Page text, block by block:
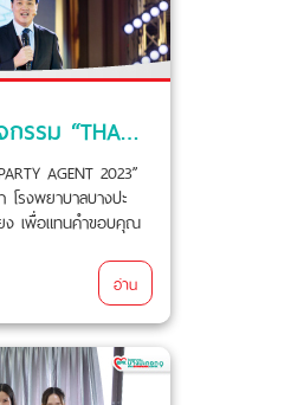
ประมวลภาพบรรยากาศกิจกรรม “THANK YOU PARTY AGENT 2023”
AGENT 2023”
รงพยาบาลบางปะ
ง เพื่อแทนคำขอบคุณ
เนชั่นแนล ดูแลลูกค้าคน
อ่าน